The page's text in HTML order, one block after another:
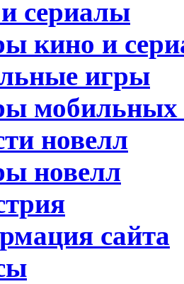
сериалы
кино и
игры
мобильных
новелл
новелл
сайта